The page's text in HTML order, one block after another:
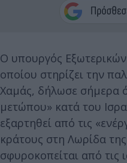
Ο υπουργός
οποίου στηρίζει την
Χαμάς, δήλωσε σήμερα
μετώπου» κατά του
εξαρτηθεί από τις
κράτους στη Λωρίδα
σφυροκοπείται από τις